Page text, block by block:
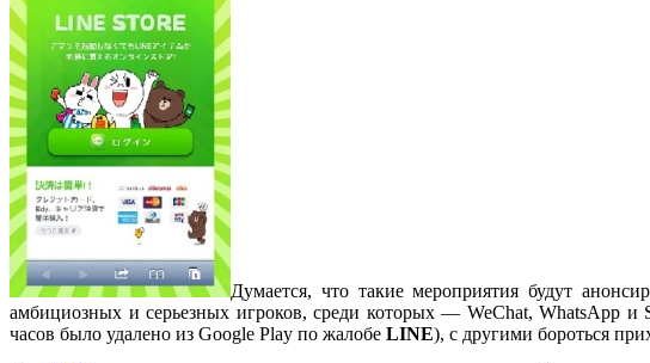
Думается, что такие мероприятия будут
амбициозных и серьезных игроков, среди которых — WeChat, WhatsApp и
часов было удалено из Google Play по жалобе LINE), с другими бороться